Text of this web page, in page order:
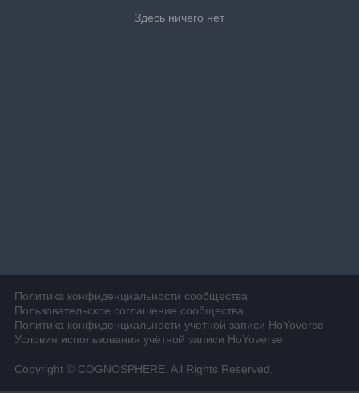
Здесь ничего нет
Политика конфиденциальности сообщества
Пользовательское соглашение сообщества
Политика конфиденциальности учётной записи HoYoverse
Условия использования учётной записи HoYoverse
Copyright © COGNOSPHERE. All Rights Reserved.